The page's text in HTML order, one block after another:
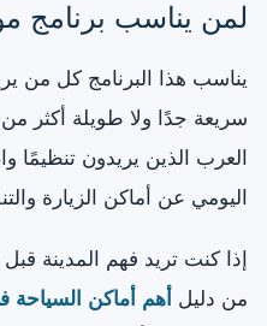
لمن يناسب برنامج موسكو
يناسب هذا البرنامج كل من
سريعة جدًا ولا طويلة أكثر
العرب الذين يريدون
اليومي عن أماكن الزيارة
إذا كنت تريد فهم المدينة
من دليل أهم أماكن